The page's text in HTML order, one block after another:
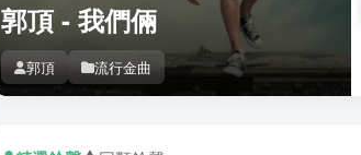
郭頂 - 我們倆
郭頂 流行金曲